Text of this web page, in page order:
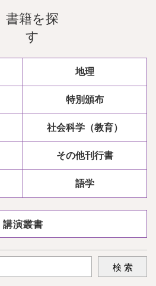
書籍を探
す
地理
特別頒布
社会科学（教育）
その他刊行書
語学
講演叢書